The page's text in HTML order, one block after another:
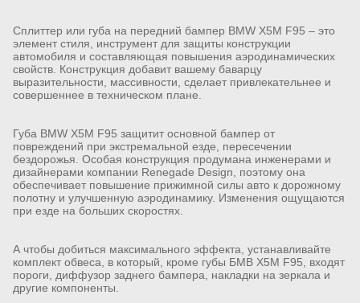
Сплиттер или губа на передний бампер BMW X5M F95 – это
элемент стиля, инструмент для защиты конструкции
автомобиля и составляющая повышения аэродинамических
свойств. Конструкция добавит вашему баварцу
выразительности, массивности, сделает привлекательнее и
совершеннее в техническом плане.
Губа BMW X5M F95 защитит основной бампер от
повреждений при экстремальной езде, пересечении
бездорожья. Особая конструкция продумана инженерами и
дизайнерами компании Renegade Design, поэтому она
обеспечивает повышение прижимной силы авто к дорожному
полотну и улучшенную аэродинамику. Изменения ощущаются
при езде на больших скоростях.
А чтобы добиться максимального эффекта, устанавливайте
комплект обвеса, в который, кроме губы БМВ Х5М F95, входят
пороги, диффузор заднего бампера, накладки на зеркала и
другие компоненты.